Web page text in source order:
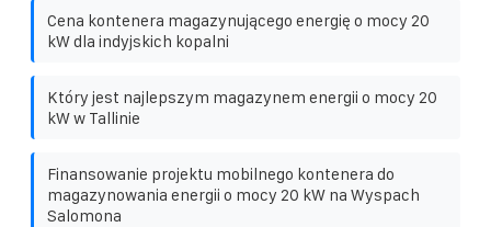
Cena kontenera magazynującego energię o mocy 20
kW dla indyjskich kopalni
Który jest najlepszym magazynem energii o mocy 20
kW w Tallinie
Finansowanie projektu mobilnego kontenera do
magazynowania energii o mocy 20 kW na Wyspach
Salomona